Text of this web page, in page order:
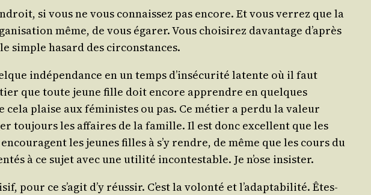
si vous ne vous connais­sez pas encore. Et vous ver­rez que la
même, de vous éga­rer. Vous choi­si­rez davan­tage d’a­près
simple hasard des circonstances.
indé­pen­dance en un temps d’in­sé­cu­ri­té latente où il faut
que toute jeune fille doit encore apprendre en quelques
cela plaise aux fémi­nistes ou pas. Ce métier a per­du la valeur
tou­jours les affaires de la famille. Il est donc excellent que les
les jeunes filles à s’y rendre, de même que les cours du
à ce sujet avec une uti­li­té incon­tes­table. Je n’ose insister.
ce s’a­git d’y réus­sir. C’est la volon­té et l’a­dap­ta­bi­li­té. Êtes-